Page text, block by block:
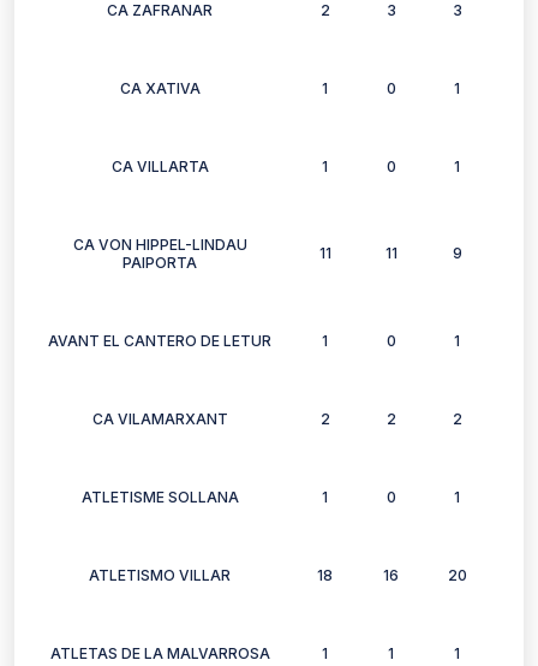
CA ZAFRANAR 2 3 3
CA XATIVA 1 0 1
CA VILLARTA 1 0 1
CA VON HIPPEL-LINDAU
PAIPORTA
11 11 9
AVANT EL CANTERO DE LETUR 1 0 1
CA VILAMARXANT 2 2 2
ATLETISME SOLLANA 1 0 1
ATLETISMO VILLAR 18 16 20
ATLETAS DE LA MALVARROSA 1 1 1